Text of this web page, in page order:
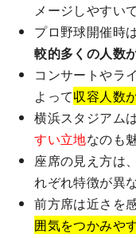
メージしやすいで
プロ野球開催時
較的多くの人数
コンサートやラ
よって収容人数
横浜スタジアム
すい立地なのも
座席の見え方は
れぞれ特徴が異
前方席は近さを
囲気をつかみや